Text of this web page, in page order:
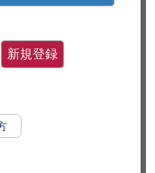
新規登録